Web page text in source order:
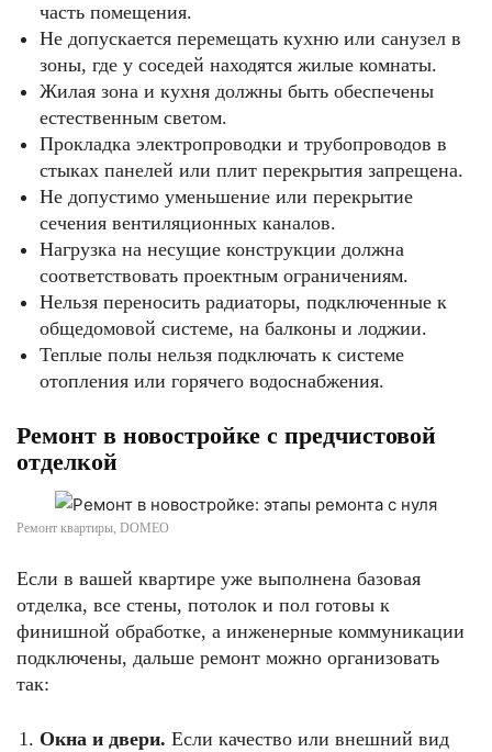
часть помещения.
Не допускается перемещать кухню или санузел в
зоны, где у соседей находятся жилые комнаты.
Жилая зона и кухня должны быть обеспечены
естественным светом.
Прокладка электропроводки и трубопроводов в
стыках панелей или плит перекрытия запрещена.
Не допустимо уменьшение или перекрытие
сечения вентиляционных каналов.
Нагрузка на несущие конструкции должна
соответствовать проектным ограничениям.
Нельзя переносить радиаторы, подключенные к
общедомовой системе, на балконы и лоджии.
Теплые полы нельзя подключать к системе
отопления или горячего водоснабжения.
Ремонт в новостройке с предчистовой
отделкой
Ремонт квартиры, DOMEO
Если в вашей квартире уже выполнена базовая
отделка, все стены, потолок и пол готовы к
финишной обработке, а инженерные коммуникации
подключены, дальше ремонт можно организовать
так:
Окна и двери. Если качество или внешний вид